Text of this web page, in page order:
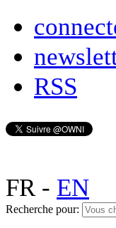
RSS
FR- EN
Recherche pour: